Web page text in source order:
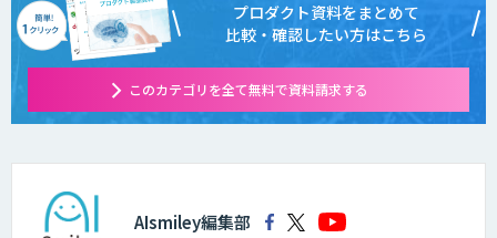
プロダクト資料をまとめて
比較・確認したい方はこちら
このカテゴリを全て無料で資料請求する
AIsmiley編集部